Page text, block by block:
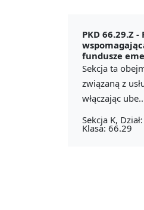
PKD 66.29.Z -
fundusze
Sekcja ta
związaną z
włączając
Sekcja K,
Klasa: 66.29